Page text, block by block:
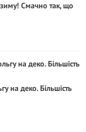
Смачно так, що
на деко. Більшість